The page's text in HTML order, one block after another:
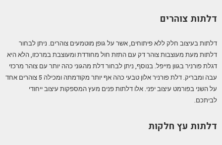
דלתות צוהרים
דלתות בעיצוב חלק ללא פיתוחים, אשר על גופן מוטמעים צוהרים. ניתן לבחור
דלתות מעת מעוצבות צוהר דק עם התזת חול מחודדת ומעוצבת במרכזו, הלא היא
דגלת פורניר בגוון מייפל. בנוסף, ניתן לבחור דלת מהגוני כהה יותר עם צוהר מרכזי
עבה ומבריק. דלת פורניר אלון טבעי כהה אף יותר מקודמתה ומכילה 5 צוהרים אחד
על השני בפורמט עיצוב יפני. אלו דלתות פנים מעץ המספקות עיצוב ייחודי
לביתכם.
דלתות עץ חלקות